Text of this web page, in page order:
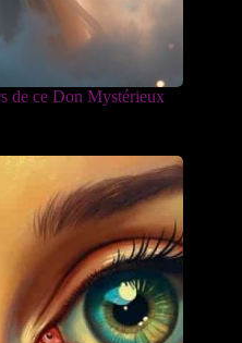
de ce Don Mystérieux